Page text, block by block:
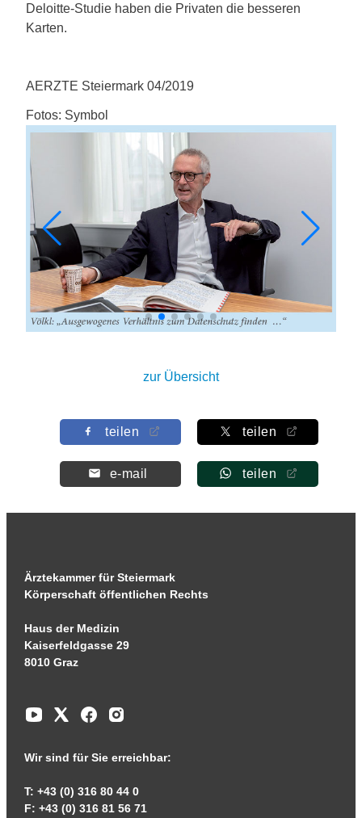
Deloitte-Studie haben die Privaten die besseren
Karten.
AERZTE Steiermark 04/2019
Fotos: Symbol
zur Übersicht
teilen teilen
e-mail teilen
Ärztekammer für Steiermark
Körperschaft öffentlichen Rechts
Haus der Medizin
Kaiserfeldgasse 29
8010 Graz
Wir sind für Sie erreichbar:
T: +43 (0) 316 80 44 0
F: +43 (0) 316 81 56 71